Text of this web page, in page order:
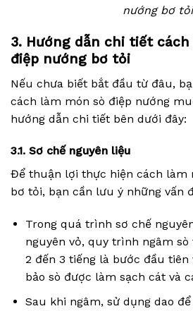
nướng bơ tỏi
3. Hướng dẫn chi tiết
điệp nướng bơ tỏi
Nếu chưa biết bắt đầu từ đâu,
cách làm món sò điệp nướng
hướng dẫn chi tiết bên dưới đây:
3.1. Sơ chế nguyên liệu
Để thuận lợi thực hiện cách làm
bơ tỏi, bạn cần lưu ý những vấn
Trong quá trình sơ chế
nguyên vỏ, quy trình ngâm
2 đến 3 tiếng là bước đầu
bảo sò được làm sạch cát và
Sau khi ngâm, sử dụng dao